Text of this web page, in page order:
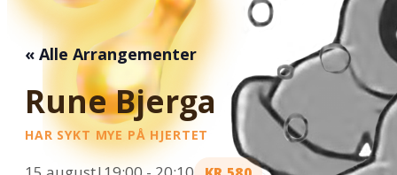
« Alle Arrangementer
Rune Bjerga
HAR SYKT MYE PÅ HJERTET